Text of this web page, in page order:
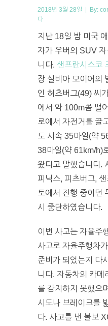
2018년 3월 28일 | By:
다
지난 18일 밤 미국
자가 우버의 SUV
니다. 샌프란시스코
장 실비아 모이어의
인 허츠버그(49) 씨
에서 약 100m쯤 떨
로에서 자전거를 끌
도 시속 35마일(약
38마일(약 61km/h)
왔다고 말했습니다.
피닉스, 피츠버그,
토에서 진행 중이던
시 중단하였습니다.
이번 사고는 자율주
사고로 자율주행차
준비가 되었는지 다
니다. 자동차의 카메
를 감지하지 못했으
시도나 브레이크를
다. 사고를 낸 볼보